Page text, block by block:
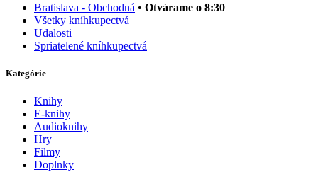
Bratislava - Obchodná • Otvárame o 8:30
Všetky kníhkupectvá
Udalosti
Spriatelené kníhkupectvá
Kategórie
Knihy
E-knihy
Audioknihy
Hry
Filmy
Doplnky